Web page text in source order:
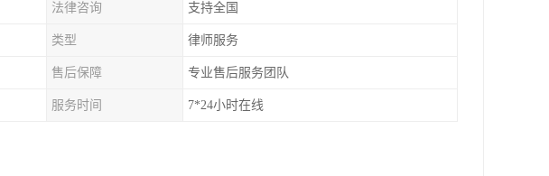
法律咨询 支持全国
类型 律师服务
售后保障 专业售后服务团队
服务时间 7*24小时在线